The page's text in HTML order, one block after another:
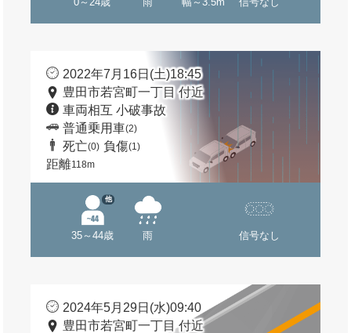
2022年7月16日(土)18:45
豊田市若宮町一丁目 付近
車両相互 小破事故
普通乗用車(2)
死亡(0) 負傷(1)
距離118m
35～44歳
他
雨 信号なし
2024年5月29日(水)09:40
豊田市若宮町一丁目 付近